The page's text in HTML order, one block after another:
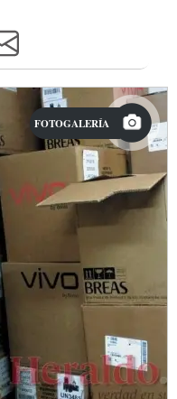
FOTOGALERÍA